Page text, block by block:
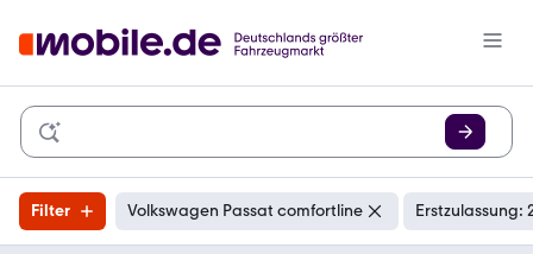
Filter Volkswagen Passat comfortline Erstzulassung: